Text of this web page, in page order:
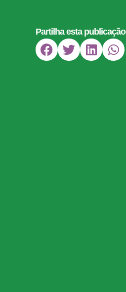
Partilha esta publicação